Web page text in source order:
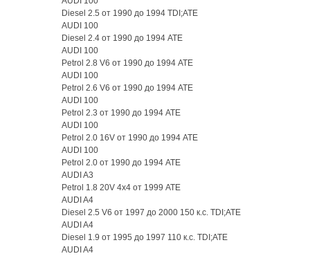
Diesel 2.5 от 1990 до 1994 TDI;ATE
AUDI 100
Diesel 2.4 от 1990 до 1994 ATE
AUDI 100
Petrol 2.8 V6 от 1990 до 1994 ATE
AUDI 100
Petrol 2.6 V6 от 1990 до 1994 ATE
AUDI 100
Petrol 2.3 от 1990 до 1994 ATE
AUDI 100
Petrol 2.0 16V от 1990 до 1994 ATE
AUDI 100
Petrol 2.0 от 1990 до 1994 ATE
AUDI A3
Petrol 1.8 20V 4x4 от 1999 ATE
AUDI A4
Diesel 2.5 V6 от 1997 до 2000 150 к.с. TDI;ATE
AUDI A4
Diesel 1.9 от 1995 до 1997 110 к.с. TDI;ATE
AUDI A4